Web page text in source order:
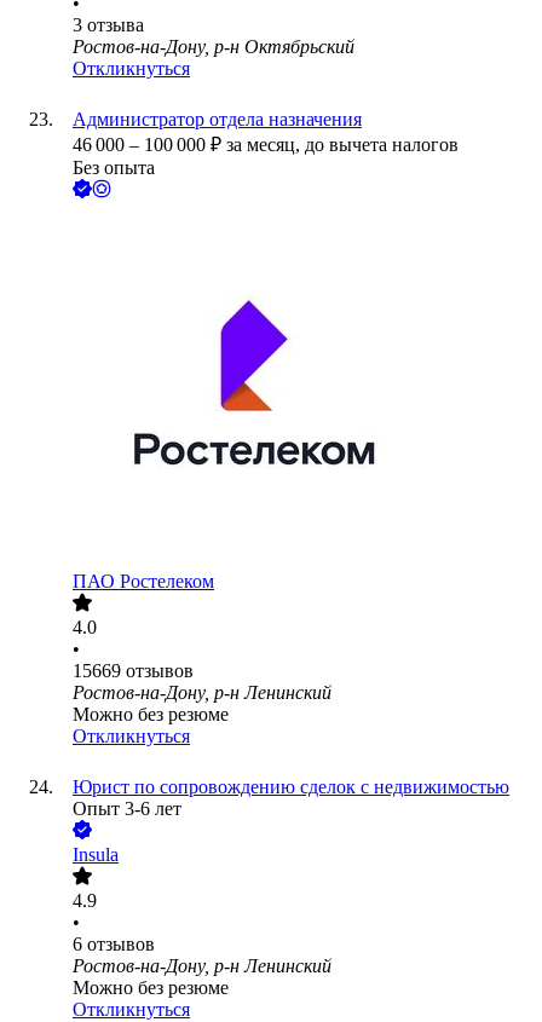
3 отзыва
Ростов-на-Дону, р-н Октябрьский
Откликнуться
Администратор отдела назначения
46 000 – 100 000 ₽ за месяц, до вычета налогов
Без опыта
ПАО Ростелеком
4.0
•
15669 отзывов
Ростов-на-Дону, р-н Ленинский
Можно без резюме
Откликнуться
Юрист по сопровождению сделок с недвижимостью
Опыт 3-6 лет
Insula
4.9
•
6 отзывов
Ростов-на-Дону, р-н Ленинский
Можно без резюме
Откликнуться